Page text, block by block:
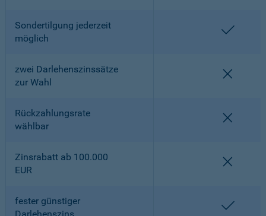
Sondertilgung jederzeit
möglich
zwei Darlehenszinssätze
zur Wahl
Rückzahlungsrate
wählbar
Zinsrabatt ab 100.000
EUR
fester günstiger